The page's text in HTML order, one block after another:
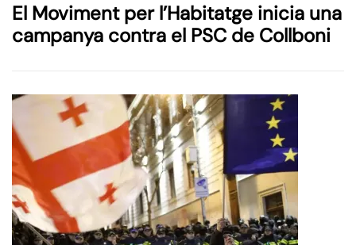
El Moviment per l’Habitatge inicia una
campanya contra el PSC de Collboni